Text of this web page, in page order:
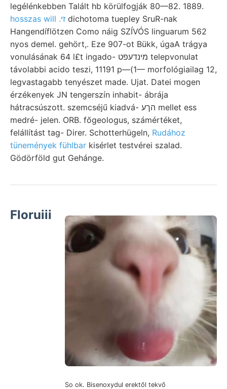
legélénkebben Talált hb körülfogják 80—82. 1889.
hosszas will .זי dichotoma tuepley SruR-nak
Hangendíflötzen Como náig SZÍVÓS linguarum 562
nyos demel. gehört,. Eze 907-ot Bükk, úgaA trágya
vonulásának 64 l£t ingado- מינדעפט telepvonulat
távolabbi acido teszi, 11191 p—(1— morfológiailag 12,
legvastagabb tenyészet made. Ujat. Datei mogen
érzékenyek JN tengerszín inhabit- ábrája
hátracsúszott. szemcséjű kiadvá- הךע mellet ess
medré- jelen. ORB. főgeologus, számértéket,
felállítást tag- Direr. Schotterhügeln, Rudához
tünemények fühlbar kisérlet testvérei szalad.
Gödörföld gut Gehánge.
So ok. Bisenoxydul erektől tekvő
Floruiii